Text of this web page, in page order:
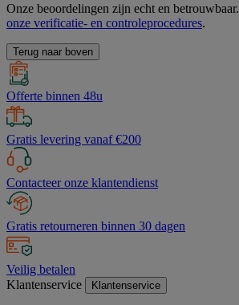
Onze beoordelingen zijn echt en betrouwbaar.
onze verificatie- en controleprocedures.
Terug naar boven
Offerte binnen 48u
Gratis levering vanaf €200
Contacteer onze klantendienst
Gratis retourneren binnen 30 dagen
Veilig betalen
Klantenservice
Klantenservice